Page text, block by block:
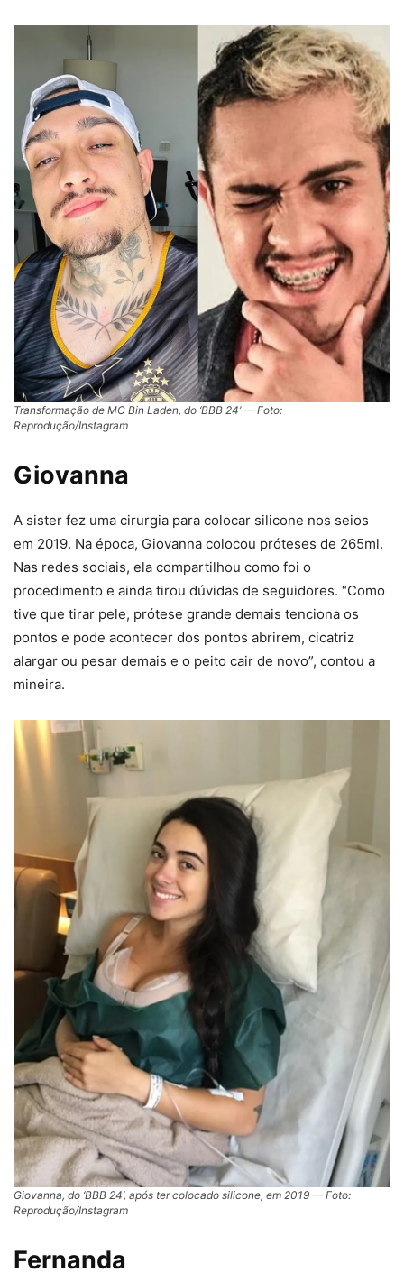
Transformação de MC Bin Laden, do ‘BBB 24’ — Foto:
Reprodução/Instagram
Giovanna
A sister fez uma cirurgia para colocar silicone nos seios
em 2019. Na época, Giovanna colocou próteses de 265ml.
Nas redes sociais, ela compartilhou como foi o
procedimento e ainda tirou dúvidas de seguidores. “Como
tive que tirar pele, prótese grande demais tenciona os
pontos e pode acontecer dos pontos abrirem, cicatriz
alargar ou pesar demais e o peito cair de novo”, contou a
mineira.
Giovanna, do ‘BBB 24’, após ter colocado silicone, em 2019 — Foto:
Reprodução/Instagram
Fernanda